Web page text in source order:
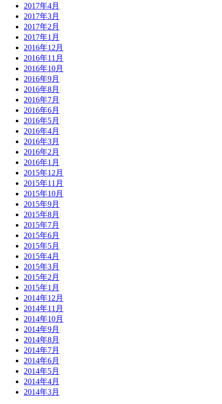
2017年4月
2017年3月
2017年2月
2017年1月
2016年12月
2016年11月
2016年10月
2016年9月
2016年8月
2016年7月
2016年6月
2016年5月
2016年4月
2016年3月
2016年2月
2016年1月
2015年12月
2015年11月
2015年10月
2015年9月
2015年8月
2015年7月
2015年6月
2015年5月
2015年4月
2015年3月
2015年2月
2015年1月
2014年12月
2014年11月
2014年10月
2014年9月
2014年8月
2014年7月
2014年6月
2014年5月
2014年4月
2014年3月